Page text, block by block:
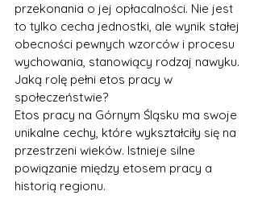
przekonania o jej opłacalności. Nie jest
to tylko cecha jednostki, ale wynik stałej
obecności pewnych wzorców i procesu
wychowania, stanowiący rodzaj nawyku.
Jaką rolę pełni etos pracy w
społeczeństwie?
Etos pracy na Górnym Śląsku ma swoje
unikalne cechy, które wykształciły się na
przestrzeni wieków. Istnieje silne
powiązanie między etosem pracy a
historią regionu.